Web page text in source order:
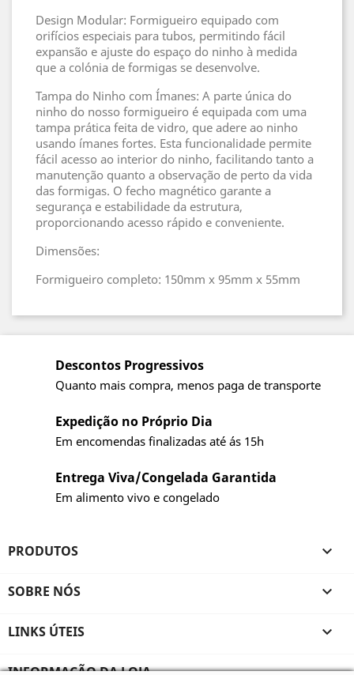
Design Modular: Formigueiro equipado com
orifícios especiais para tubos, permitindo fácil
expansão e ajuste do espaço do ninho à medida
que a colónia de formigas se desenvolve.
Tampa do Ninho com Ímanes: A parte única do
ninho do nosso formigueiro é equipada com uma
tampa prática feita de vidro, que adere ao ninho
usando ímanes fortes. Esta funcionalidade permite
fácil acesso ao interior do ninho, facilitando tanto a
manutenção quanto a observação de perto da vida
das formigas. O fecho magnético garante a
segurança e estabilidade da estrutura,
proporcionando acesso rápido e conveniente.
Dimensões:
Formigueiro completo: 150mm x 95mm x 55mm
Descontos Progressivos
Quanto mais compra, menos paga de transporte
Expedição no Próprio Dia
Em encomendas finalizadas até ás 15h
Entrega Viva/Congelada Garantida
Em alimento vivo e congelado
PRODUTOS 
SOBRE NÓS 
LINKS ÚTEIS 